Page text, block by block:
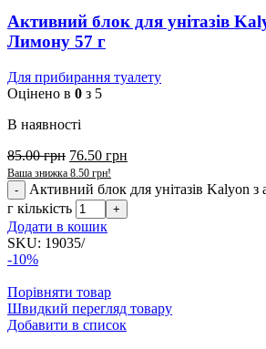
Активний блок для унітазів
Лимону 57 г
Для прибирання туалету
Оцінено в 0 з 5
В наявності
85.00грн 76.50 грн
Ваша знижка 8.50 грн!
Активний блок для унітазів Kalyon
г кількість
Додати в кошик
SKU: 19035/
-10%
Порівняти товар
Швидкий перегляд товару
Добавити в список